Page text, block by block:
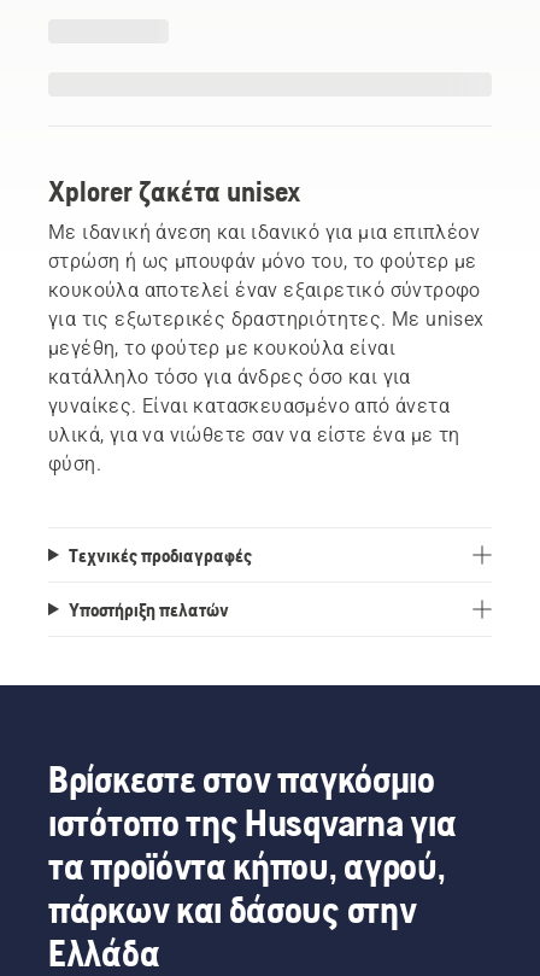
Xplorer ζακέτα unisex
Με ιδανική άνεση και ιδανικό για μια επιπλέον
στρώση ή ως μπουφάν μόνο του, το φούτερ με
κουκούλα αποτελεί έναν εξαιρετικό σύντροφο
για τις εξωτερικές δραστηριότητες. Με unisex
μεγέθη, το φούτερ με κουκούλα είναι
κατάλληλο τόσο για άνδρες όσο και για
γυναίκες. Είναι κατασκευασμένο από άνετα
υλικά, για να νιώθετε σαν να είστε ένα με τη
φύση.
Τεχνικές προδιαγραφές
Υποστήριξη πελατών
Βρίσκεστε στον παγκόσμιο
ιστότοπο της Husqvarna για
τα προϊόντα κήπου, αγρού,
πάρκων και δάσους στην
Ελλάδα